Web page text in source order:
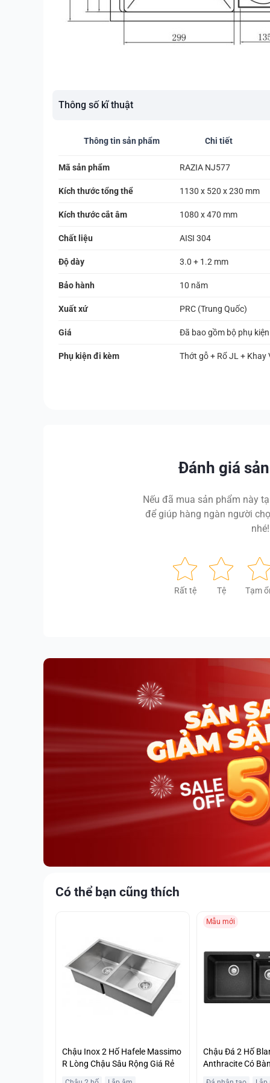
Thông số kĩ thuật
Thông tin sản phẩm Chi tiết
Mã sản phẩm RAZIA NJ577
Kích thước tổng thể 1130 x 520 x 230 mm
Kích thước cắt âm 1080 x 470 mm
Chất liệu AISI 304
Độ dày 3.0 + 1.2 mm
Bảo hành 10 năm
Xuất xứ PRC (Trung Quốc)
Giá Đã bao gồm bộ phụ kiện
Phụ kiện đi kèm Thớt gỗ + Rổ JL +
Đánh giá
Nếu đã mua sản phẩm này
để giúp hàng ngàn người
nhé!
Rất tệ Tệ Tạm
Có thể bạn cũng thích
Chậu Inox 2 Hố Hafele Massimo
R Lòng Chậu Sâu Rộng Giá Rẻ
Mẫu mới
Chậu Đá 2 Hố
Anthracite Có